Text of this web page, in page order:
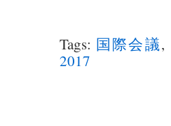
Tags: 国際会議,
2017